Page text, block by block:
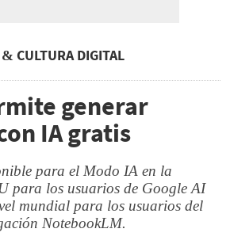
CULTURA DIGITAL
generar
IA gratis
para el Modo IA en la
para los usuarios de Google AI
mundial para los usuarios del
NotebookLM.